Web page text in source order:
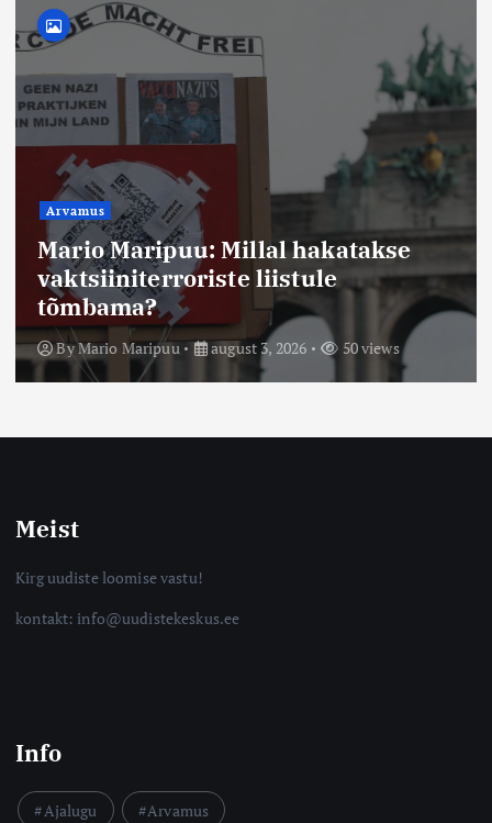
Arvamus
Mario Maripuu: Millal hakatakse
vaktsiiniterroriste liistule
tõmbama?
ByMario Maripuu august 3, 2026 50 views
Meist
Kirg uudiste loomise vastu!
kontakt: info@uudistekeskus.ee
Info
Ajalugu
Arvamus